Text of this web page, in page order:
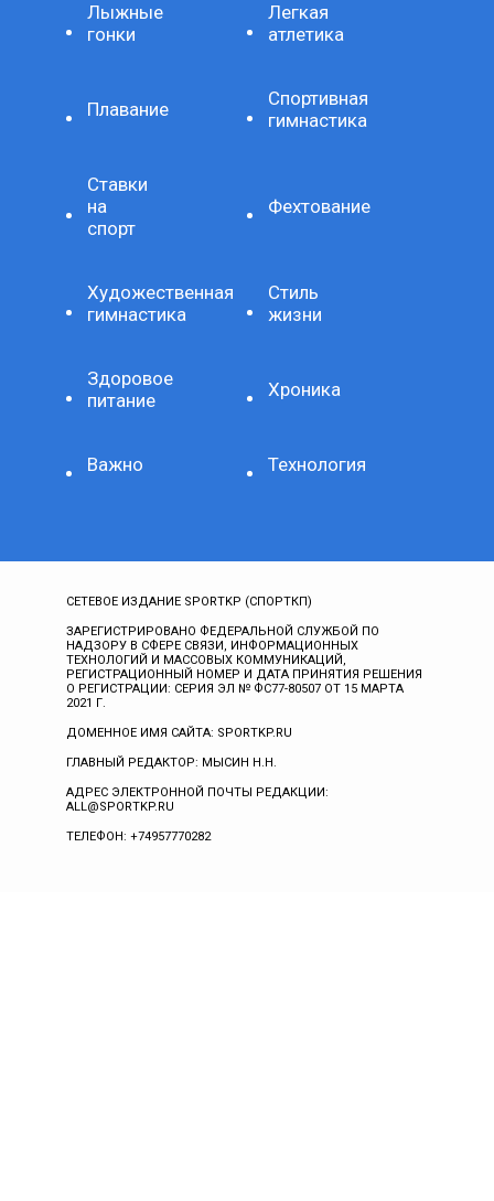
Лыжные
гонки
Легкая
атлетика
Плавание
Спортивная
гимнастика
Ставки
на
спорт
Фехтование
Художественная
гимнастика
Стиль
жизни
Здоровое
питание
Хроника
Важно Технология
СЕТЕВОЕ ИЗДАНИЕ SPORTKP (СПОРТКП)
ЗАРЕГИСТРИРОВАНО ФЕДЕРАЛЬНОЙ СЛУЖБОЙ ПО
НАДЗОРУ В СФЕРЕ СВЯЗИ, ИНФОРМАЦИОННЫХ
ТЕХНОЛОГИЙ И МАССОВЫХ КОММУНИКАЦИЙ,
РЕГИСТРАЦИОННЫЙ НОМЕР И ДАТА ПРИНЯТИЯ РЕШЕНИЯ
О РЕГИСТРАЦИИ: СЕРИЯ ЭЛ № ФС77-80507 ОТ 15 МАРТА
2021 Г.
ДОМЕННОЕ ИМЯ САЙТА: SPORTKP.RU
ГЛАВНЫЙ РЕДАКТОР: МЫСИН Н.Н.
АДРЕС ЭЛЕКТРОННОЙ ПОЧТЫ РЕДАКЦИИ:
ALL@SPORTKP.RU
ТЕЛЕФОН: +74957770282